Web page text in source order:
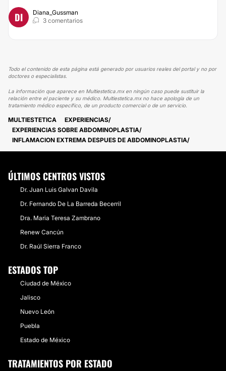
DI
Diana_Gussman
3 comentarios
Todo el contenido de esta página está generado por usuarios reales del portal y no por
doctores o especialistas.
La información que aparece en Multiestetica.mx en ningún caso puede sustituir la
relación entre el paciente y su médico. Multiestetica.mx no hace apología de un
tratamiento médico específico, de un producto comercial o de un servicio.
MULTIESTETICA
EXPERIENCIAS
EXPERIENCIAS SOBRE ABDOMINOPLASTIA
INFLAMACION EXTREMA DESPUES DE ABDOMINOPLASTIA
ÚLTIMOS CENTROS VISTOS
Dr. Juan Luis Galvan Davila
Dr. Fernando De La Barreda Becerril
Dra. Maria Teresa Zambrano
Renew Cancún
Dr. Raúl Sierra Franco
ESTADOS TOP
Ciudad de México
Jalisco
Nuevo León
Puebla
Estado de México
TRATAMIENTOS POR ESTADO